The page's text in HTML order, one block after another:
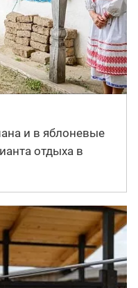
и в яблоневые
отдыха в